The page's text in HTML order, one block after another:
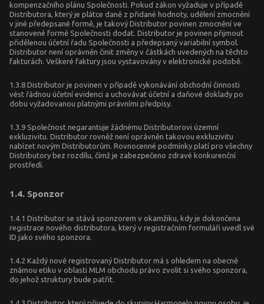
kompenzačního plánu Společnosti. Pokud zákon vyžaduje v případě
Distributora, který je plátce daně z přidané hodnoty, udělení zmocnění
v jiné předepsané formě, je takový Distributor povinen zmocnění ve
stanovené formě Společnosti dodat. Distributor je povinen přijmout
přidělenou účetní řadu Společnosti a předepsaný variabilní symbol.
Distributor není oprávněn činit změny v částkách uvedených na těchto
fakturách. Veškeré faktury jsou vystavovány v elektronické podobě.
1.3.8 Distributor je povinen v případě vykonávání obchodní činnosti
vést řádnou účetní evidenci a uchovávat účetní a daňové doklady po
dobu vyžadovanou platnými právními předpisy.
1.3.9 Společnost negarantuje žádnému Distributorovi územní
exkluzivitu. Distributor rovněž není oprávněn takovou exkluzivitu
nabízet novým Distributorům. Rovnocenné podmínky platí pro všechny
Distributory bez rozdílu, čímž je zabezpečeno zdravé konkurenční
prostředí.
1.4. Sponzor
1.4.1 Distributor se stává sponzorem v okamžiku, kdy je dokončena
registrace nového distributora, který v registračním formuláři uvedl své
ID jako svého sponzora.
1.4.2 Každý nově registrovaný Distributor má s ohledem na obecně
známou etiku v oblasti MLM obchodu právo zvolit si svého sponzora,
do jehož struktury bude patřit.